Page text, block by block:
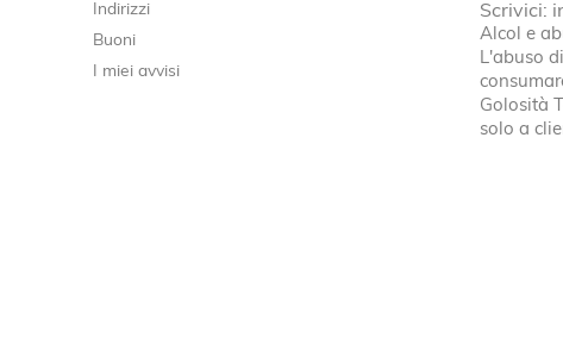
Indirizzi
Buoni
I miei avvisi
Scrivici:
Alcol e
L'abuso
Golosità
solo a